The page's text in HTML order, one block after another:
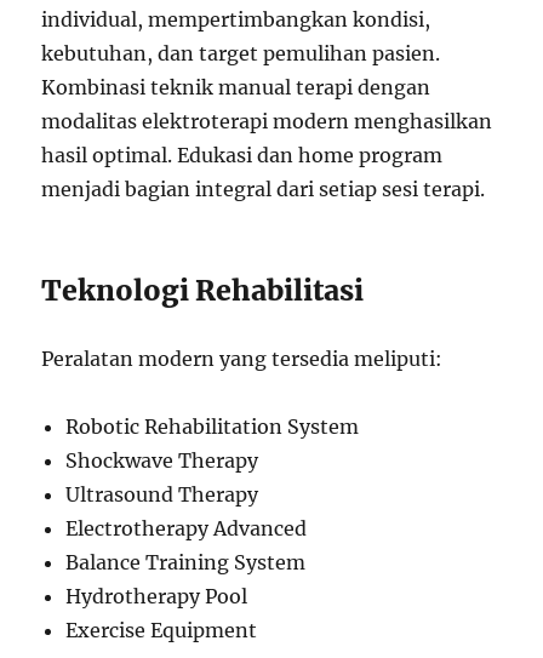
individual, mempertimbangkan kondisi,
kebutuhan, dan target pemulihan pasien.
Kombinasi teknik manual terapi dengan
modalitas elektroterapi modern menghasilkan
hasil optimal. Edukasi dan home program
menjadi bagian integral dari setiap sesi terapi.
Teknologi Rehabilitasi
Peralatan modern yang tersedia meliputi:
Robotic Rehabilitation System
Shockwave Therapy
Ultrasound Therapy
Electrotherapy Advanced
Balance Training System
Hydrotherapy Pool
Exercise Equipment